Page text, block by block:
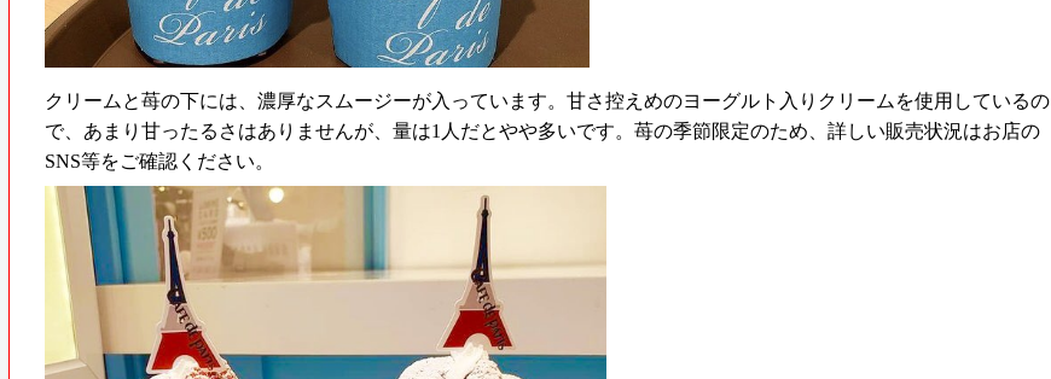
クリームと苺の下には、濃厚なスムージーが入っています。甘さ控えめのヨーグルト入りクリームを使用しているの
で、あまり甘ったるさはありませんが、量は1人だとやや多いです。苺の季節限定のため、詳しい販売状況はお店の
SNS等をご確認ください。